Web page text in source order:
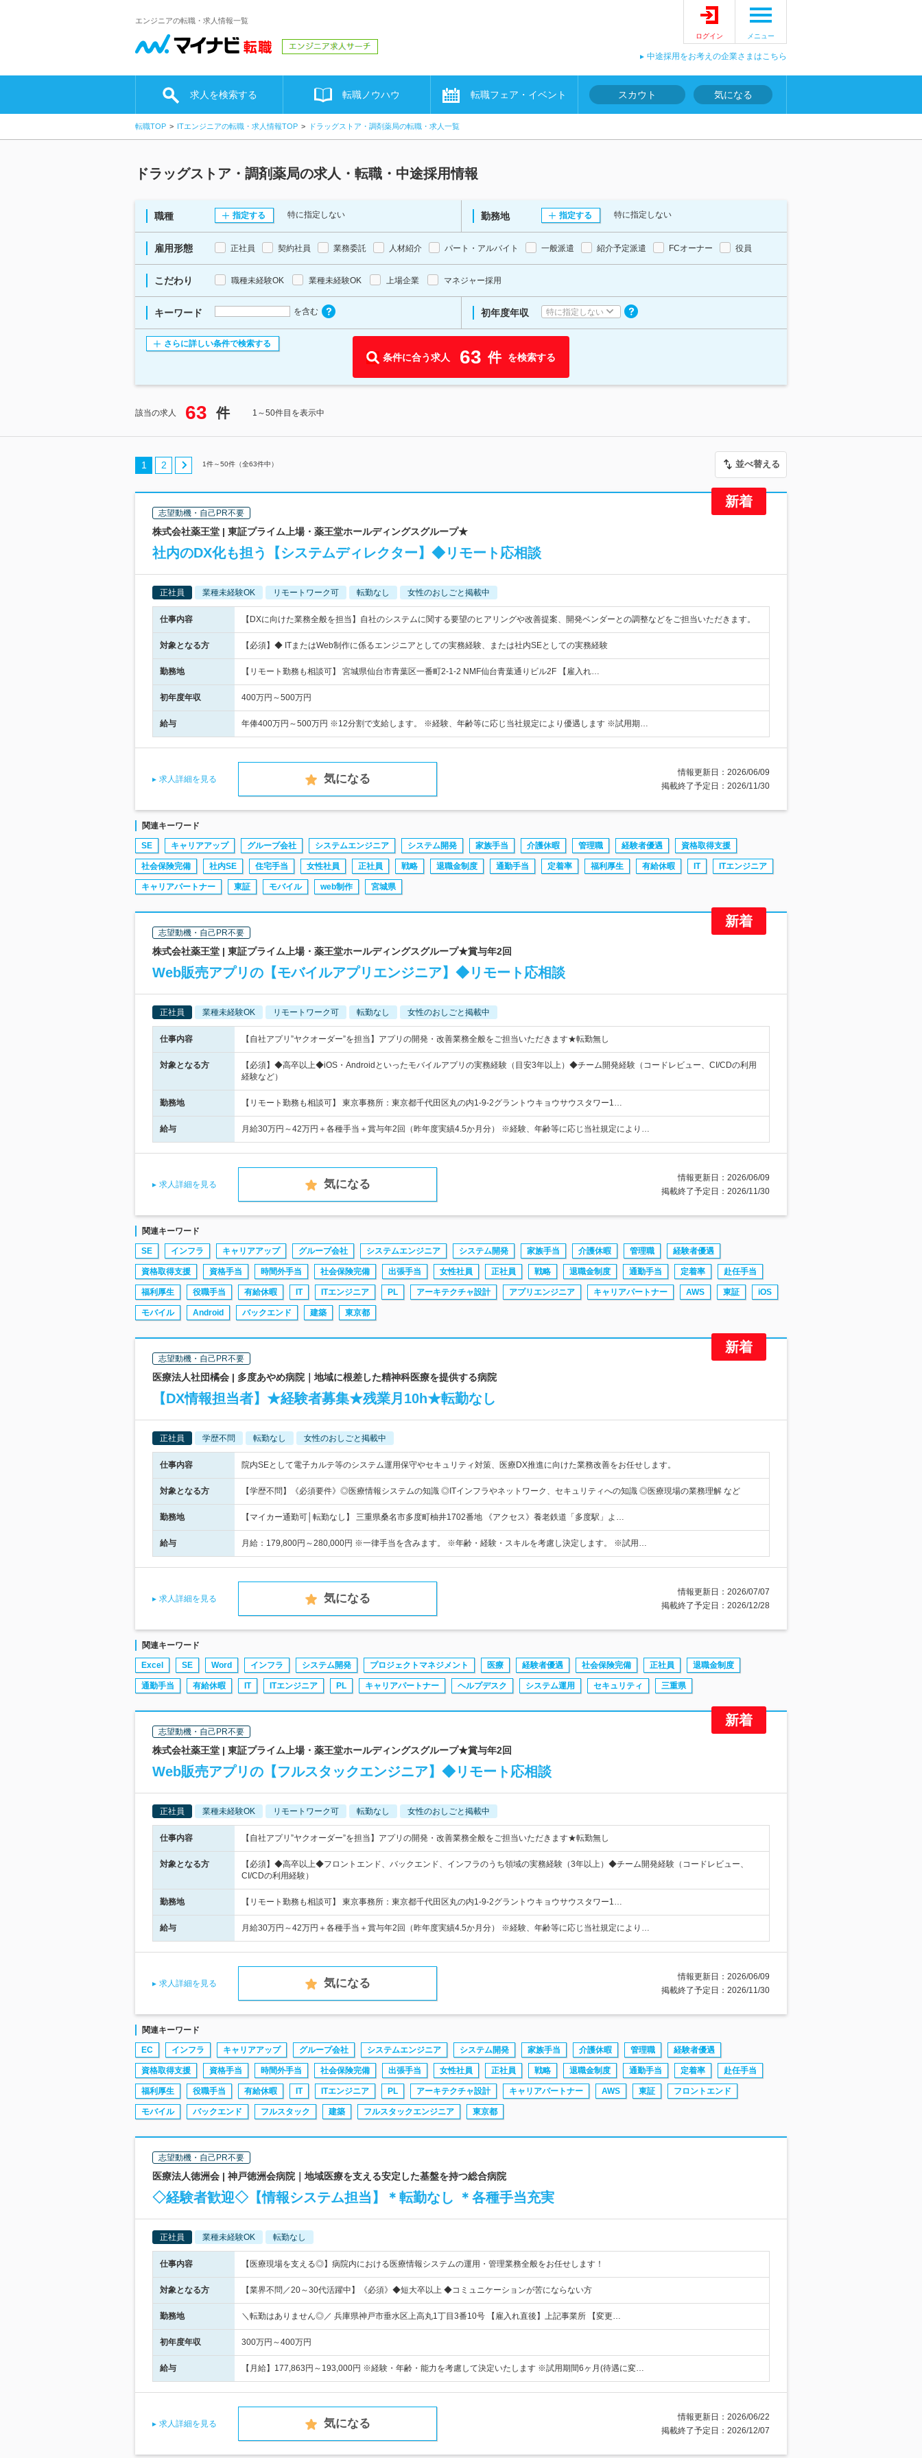
エンジニアの転職・求人情報一覧
ログイン メニュー
中途採用をお考えの企業さまはこちら
求人を検索する 転職ノウハウ 転職フェア・イベント スカウト 気になる
転職TOP ITエンジニアの転職・求人情報TOP ドラッグストア・調剤薬局の転職・求人一覧
ドラッグストア・調剤薬局の求人・転職・中途採用情報
職種 指定する 特に指定しない 勤務地 指定する 特に指定しない
雇用形態 正社員 契約社員 業務委託 人材紹介 パート・アルバイト 一般派遣 紹介予定派遣 FCオーナー 役員
こだわり 職種未経験OK 業種未経験OK 上場企業 マネジャー採用
キーワード を含む 初年度年収 特に指定しない
さらに詳しい条件で検索する
条件に合う求人 63 件 を検索する
該当の求人 63 件 1～50件目を表示中
1 2 1件～50件（全63件中） 並べ替える
志望動機・自己PR不要
株式会社薬王堂 | 東証プライム上場・薬王堂ホールディングスグループ★
社内のDX化も担う【システムディレクター】◆リモート応相談
正社員 業種未経験OK リモートワーク可 転勤なし 女性のおしごと掲載中
仕事内容 【DXに向けた業務全般を担当】自社のシステムに関する要望のヒアリングや改善提案、開発ベンダーとの調整などをご担当いただきます。
対象となる方 【必須】◆ ITまたはWeb制作に係るエンジニアとしての実務経験、または社内SEとしての実務経験
勤務地 【リモート勤務も相談可】 宮城県仙台市青葉区一番町2-1-2 NMF仙台青葉通りビル2F 【雇入れ…
初年度年収 400万円～500万円
給与 年俸400万円～500万円 ※12分割で支給します。 ※経験、年齢等に応じ当社規定により優遇します ※試用期…
求人詳細を見る 気になる
情報更新日：2026/06/09
掲載終了予定日：2026/11/30
関連キーワード
SE キャリアアップ グループ会社 システムエンジニア システム開発 家族手当 介護休暇 管理職 経験者優遇 資格取得支援
社会保険完備 社内SE 住宅手当 女性社員 正社員 戦略 退職金制度 通勤手当 定着率 福利厚生 有給休暇 IT ITエンジニア
キャリアパートナー 東証 モバイル web制作 宮城県
志望動機・自己PR不要
株式会社薬王堂 | 東証プライム上場・薬王堂ホールディングスグループ★賞与年2回
Web販売アプリの【モバイルアプリエンジニア】◆リモート応相談
正社員 業種未経験OK リモートワーク可 転勤なし 女性のおしごと掲載中
仕事内容 【自社アプリ”ヤクオーダー”を担当】アプリの開発・改善業務全般をご担当いただきます★転勤無し
対象となる方
【必須】◆高卒以上◆iOS・Androidといったモバイルアプリの実務経験（目安3年以上）◆チーム開発経験（コードレビュー、CI/CDの利用
経験など）
勤務地 【リモート勤務も相談可】 東京事務所：東京都千代田区丸の内1-9-2グラントウキョウサウスタワー1…
給与 月給30万円～42万円＋各種手当＋賞与年2回（昨年度実績4.5か月分） ※経験、年齢等に応じ当社規定により…
求人詳細を見る 気になる
情報更新日：2026/06/09
掲載終了予定日：2026/11/30
関連キーワード
SE インフラ キャリアアップ グループ会社 システムエンジニア システム開発 家族手当 介護休暇 管理職 経験者優遇
資格取得支援 資格手当 時間外手当 社会保険完備 出張手当 女性社員 正社員 戦略 退職金制度 通勤手当 定着率 赴任手当
福利厚生 役職手当 有給休暇 IT ITエンジニア PL アーキテクチャ設計 アプリエンジニア キャリアパートナー AWS 東証 iOS
モバイル Android バックエンド 建築 東京都
志望動機・自己PR不要
医療法人社団橘会 | 多度あやめ病院｜地域に根差した精神科医療を提供する病院
【DX情報担当者】★経験者募集★残業月10h★転勤なし
正社員 学歴不問 転勤なし 女性のおしごと掲載中
仕事内容 院内SEとして電子カルテ等のシステム運用保守やセキュリティ対策、医療DX推進に向けた業務改善をお任せします。
対象となる方 【学歴不問】《必須要件》◎医療情報システムの知識 ◎ITインフラやネットワーク、セキュリティへの知識 ◎医療現場の業務理解 など
勤務地 【マイカー通勤可│転勤なし】 三重県桑名市多度町柚井1702番地 《アクセス》養老鉄道「多度駅」よ…
給与 月給：179,800円～280,000円 ※一律手当を含みます。 ※年齢・経験・スキルを考慮し決定します。 ※試用…
求人詳細を見る 気になる
情報更新日：2026/07/07
掲載終了予定日：2026/12/28
関連キーワード
Excel SE Word インフラ システム開発 プロジェクトマネジメント 医療 経験者優遇 社会保険完備 正社員 退職金制度
通勤手当 有給休暇 IT ITエンジニア PL キャリアパートナー ヘルプデスク システム運用 セキュリティ 三重県
志望動機・自己PR不要
株式会社薬王堂 | 東証プライム上場・薬王堂ホールディングスグループ★賞与年2回
Web販売アプリの【フルスタックエンジニア】◆リモート応相談
正社員 業種未経験OK リモートワーク可 転勤なし 女性のおしごと掲載中
仕事内容 【自社アプリ”ヤクオーダー”を担当】アプリの開発・改善業務全般をご担当いただきます★転勤無し
対象となる方
【必須】◆高卒以上◆フロントエンド、バックエンド、インフラのうち領域の実務経験（3年以上）◆チーム開発経験（コードレビュー、
CI/CDの利用経験）
勤務地 【リモート勤務も相談可】 東京事務所：東京都千代田区丸の内1-9-2グラントウキョウサウスタワー1…
給与 月給30万円～42万円＋各種手当＋賞与年2回（昨年度実績4.5か月分） ※経験、年齢等に応じ当社規定により…
求人詳細を見る 気になる
情報更新日：2026/06/09
掲載終了予定日：2026/11/30
関連キーワード
EC インフラ キャリアアップ グループ会社 システムエンジニア システム開発 家族手当 介護休暇 管理職 経験者優遇
資格取得支援 資格手当 時間外手当 社会保険完備 出張手当 女性社員 正社員 戦略 退職金制度 通勤手当 定着率 赴任手当
福利厚生 役職手当 有給休暇 IT ITエンジニア PL アーキテクチャ設計 キャリアパートナー AWS 東証 フロントエンド
モバイル バックエンド フルスタック 建築 フルスタックエンジニア 東京都
志望動機・自己PR不要
医療法人徳洲会 | 神戸徳洲会病院｜地域医療を支える安定した基盤を持つ総合病院
◇経験者歓迎◇【情報システム担当】＊転勤なし ＊各種手当充実
正社員 業種未経験OK 転勤なし
仕事内容 【医療現場を支える◎】病院内における医療情報システムの運用・管理業務全般をお任せします！
対象となる方 【業界不問／20～30代活躍中】《必須》◆短大卒以上 ◆コミュニケーションが苦にならない方
勤務地 ＼転勤はありません◎／ 兵庫県神戸市垂水区上高丸1丁目3番10号 【雇入れ直後】上記事業所 【変更…
初年度年収 300万円～400万円
給与 【月給】177,863円～193,000円 ※経験・年齢・能力を考慮して決定いたします ※試用期間6ヶ月(待遇に変…
求人詳細を見る 気になる
情報更新日：2026/06/22
掲載終了予定日：2026/12/07